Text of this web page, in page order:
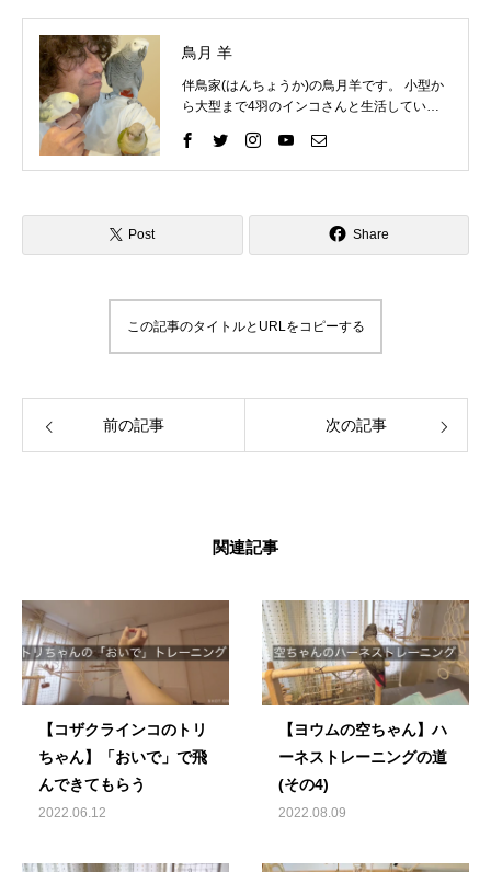
鳥月 羊
伴鳥家(はんちょうか)の鳥月羊です。 小型か
ら大型まで4羽のインコさんと生活していま
困りごとを経験してきました。 そしてそれを
いろいろな方法で解決して、今ではインコさ
インコライフをさらに楽しいものにしたい。
インコさんと「生涯の相棒」と呼べるような
に、生きていく」 生涯の相棒インコと寄り添
える生活を愛鳥家さんと一緒にデザインして
Post Share
この記事のタイトルとURLをコピーする
前の記事 次の記事
関連記事
【コザクラインコのトリ
ちゃん】「おいで」で飛
んできてもらう
2022.06.12
【ヨウムの空ちゃん】ハ
ーネストレーニングの道
(その4)
2022.08.09